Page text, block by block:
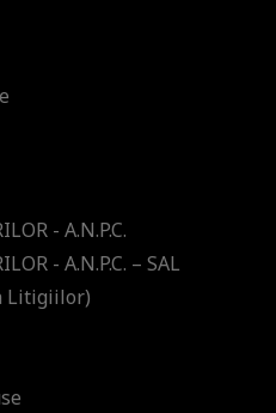
- A.N.P.C.
- A.N.P.C. – SAL
Litigiilor)